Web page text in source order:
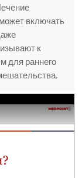
включать
к
для раннего